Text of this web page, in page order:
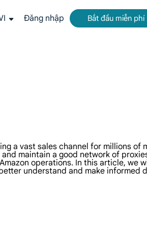
Đăng nhập Bắt đầu miễn phí
a vast sales channel for millions of
maintain a good network of
operations. In this article, we
understand and make informed